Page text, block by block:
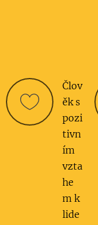
Člov
ěk s
pozi
tivn
ím
vzta
he
m k
lide